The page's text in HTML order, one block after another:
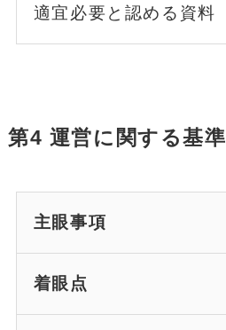
適宜必要と認める資料
第4 運営に関する基準
主眼事項
着眼点